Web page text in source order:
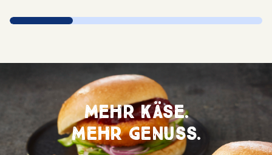
Mehr Käse.
Mehr Genuss.